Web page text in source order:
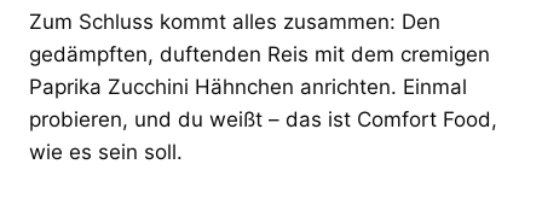
Zum Schluss kommt alles zusammen: Den
gedämpften, duftenden Reis mit dem cremigen
Paprika Zucchini Hähnchen anrichten. Einmal
probieren, und du weißt – das ist Comfort Food,
wie es sein soll.